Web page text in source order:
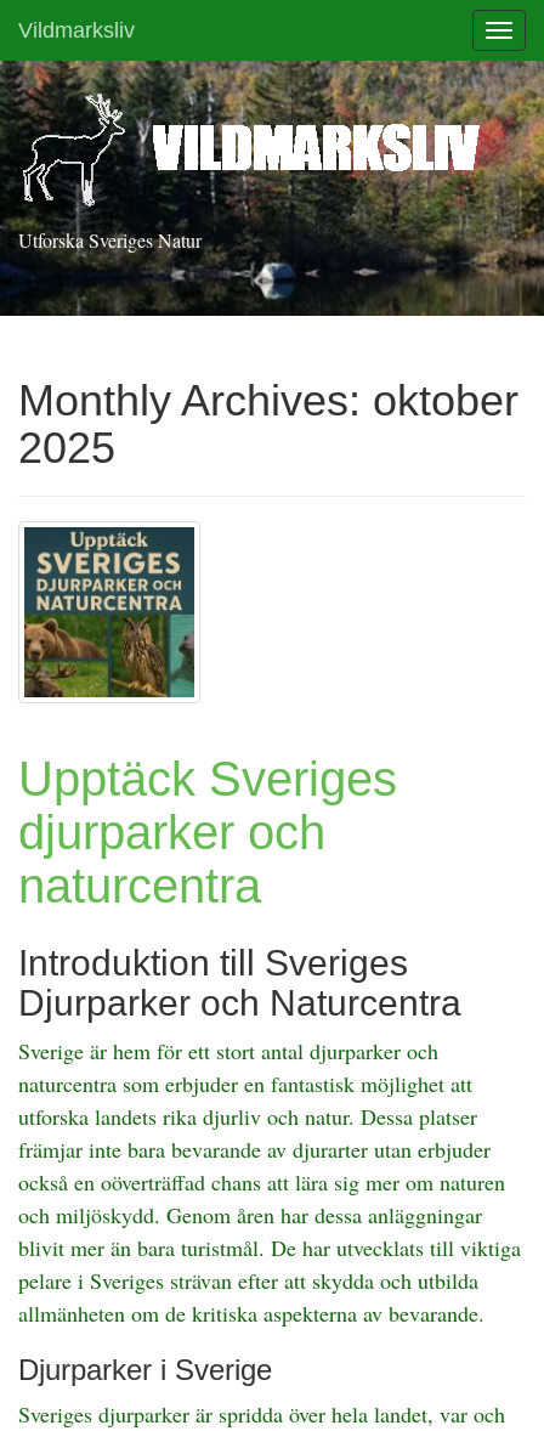
Vildmarksliv
Utforska Sveriges Natur
Monthly Archives: oktober
2025
Upptäck Sveriges
djurparker och
naturcentra
Introduktion till Sveriges
Djurparker och Naturcentra
Sverige är hem för ett stort antal djurparker och
naturcentra som erbjuder en fantastisk möjlighet att
utforska landets rika djurliv och natur. Dessa platser
främjar inte bara bevarande av djurarter utan erbjuder
också en oöverträffad chans att lära sig mer om naturen
och miljöskydd. Genom åren har dessa anläggningar
blivit mer än bara turistmål. De har utvecklats till viktiga
pelare i Sveriges strävan efter att skydda och utbilda
allmänheten om de kritiska aspekterna av bevarande.
Djurparker i Sverige
Sveriges djurparker är spridda över hela landet, var och